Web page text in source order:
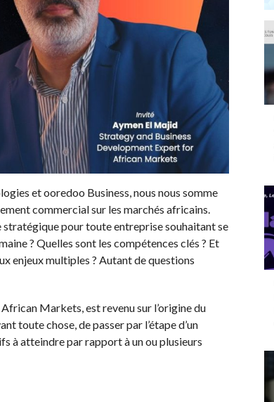
et ooredoo Business, nous nous somme
commercial sur les marchés africains.
stratégique pour toute entreprise souhaitant se
? Quelles sont les compétences clés ? Et
enjeux multiples ? Autant de questions
Markets, est revenu sur l’origine du
toute chose, de passer par l’étape d’un
à atteindre par rapport à un ou plusieurs